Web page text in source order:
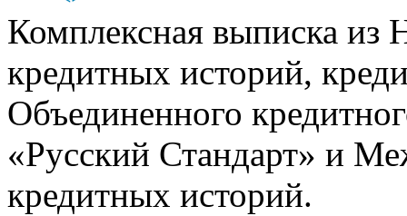
Комплексная выписка из
кредитных историй,
Объединенного
«Русский Стандарт» и
кредитных историй.